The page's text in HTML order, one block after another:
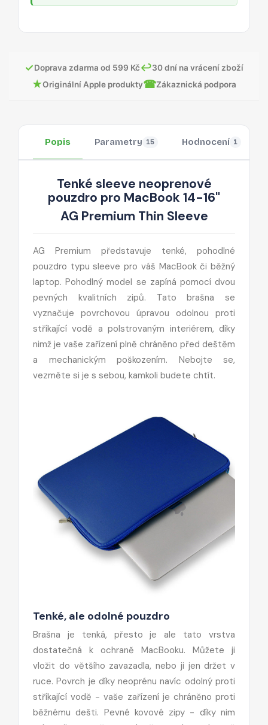
✓Doprava zdarma od 599 Kč↩30 dní na vrácení zboží
★Originální Apple produkty☎Zákaznická podpora
Popis Parametry 15 Hodnocení 1
Tenké sleeve neoprenové
pouzdro pro MacBook 14-16"
AG Premium Thin Sleeve
AG Premium představuje tenké, pohodlné
pouzdro typu sleeve pro váš MacBook či běžný
laptop. Pohodlný model se zapíná pomocí dvou
pevných kvalitních zipů. Tato brašna se
vyznačuje povrchovou úpravou odolnou proti
stříkající vodě a polstrovaným interiérem, díky
nimž je vaše zařízení plně chráněno před deštěm
a mechanickým poškozením. Nebojte se,
vezměte si je s sebou, kamkoli budete chtít.
Tenké, ale odolné pouzdro
Brašna je tenká, přesto je ale tato vrstva
dostatečná k ochraně MacBooku. Můžete ji
vložit do většího zavazadla, nebo ji jen držet v
ruce. Povrch je díky neoprénu navíc odolný proti
stříkající vodě - vaše zařízení je chráněno proti
běžnému dešti. Pevné kovové zipy - díky nim